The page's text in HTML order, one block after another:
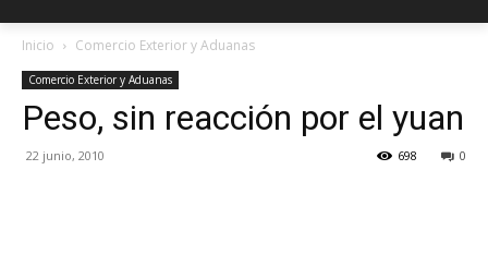
Inicio Comercio Exterior y Aduanas
Comercio Exterior y Aduanas
Peso, sin reacción por el yuan
22 junio, 2010 0
698